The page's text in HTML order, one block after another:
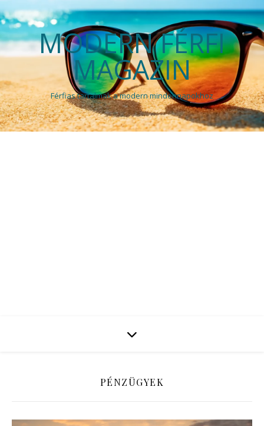
MODERN FÉRFI
MAGAZIN
Férfias tartalmak a modern mindennapokhoz
PÉNZÜGYEK